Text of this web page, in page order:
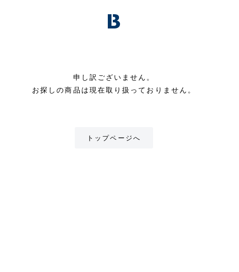
申し訳ございません。
お探しの商品は現在取り扱っておりません。
トップページへ